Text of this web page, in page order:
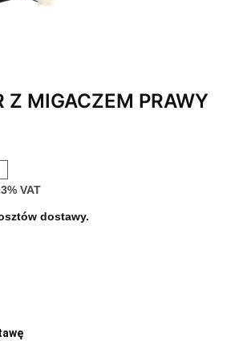
Z MIGACZEM PRAWY
VAT
VAT
dostawy.